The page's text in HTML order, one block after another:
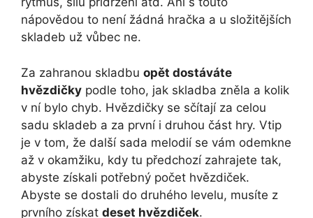
nápovědou to není žádná hračka a u složitějších
skladeb už vůbec ne.
Za zahranou skladbu opět dostáváte
hvězdičky podle toho, jak skladba zněla a kolik
v ní bylo chyb. Hvězdičky se sčítají za celou
sadu skladeb a za první i druhou část hry. Vtip
je v tom, že další sada melodií se vám odemkne
až v okamžiku, kdy tu předchozí zahrajete tak,
abyste získali potřebný počet hvězdiček.
Abyste se dostali do druhého levelu, musíte z
prvního získat deset hvězdiček.